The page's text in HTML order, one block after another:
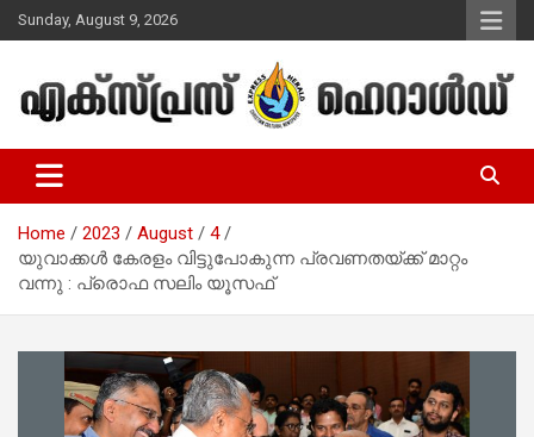
Skip
to
Sunday, August 9, 2026
Express Herald – Malayalam
Christian News
Home 2023 August
4
യുവാക്കൾ കേരളം വിട്ടുപോകുന്ന പ്രവണതയ്ക്ക് മാറ്റം
വന്നു : പ്രൊഫ സലിം യൂസഫ്